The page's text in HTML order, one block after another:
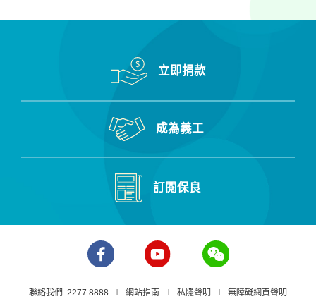
立即捐款
成為義工
訂閱保良
聯絡我們: 2277 8888 網站指南 私隱聲明 無障礙網頁聲明